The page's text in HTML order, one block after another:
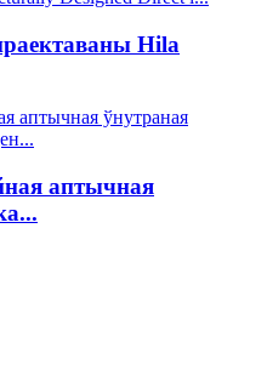
Hila
аптычная